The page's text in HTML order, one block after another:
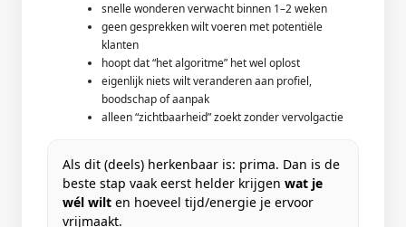
snelle wonderen verwacht binnen 1–2 weken
geen gesprekken wilt voeren met potentiële
klanten
hoopt dat “het algoritme” het wel oplost
eigenlijk niets wilt veranderen aan profiel,
boodschap of aanpak
alleen “zichtbaarheid” zoekt zonder vervolgactie
Als dit (deels) herkenbaar is: prima. Dan is de
beste stap vaak eerst helder krijgen wat je
wél wilt en hoeveel tijd/energie je ervoor
vrijmaakt.